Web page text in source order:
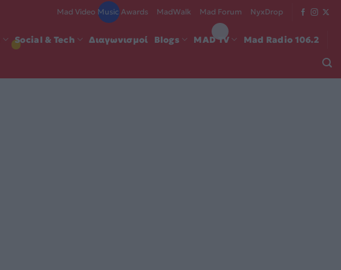
Mad Video Music Awards MadWalk Mad Forum NyxDrop
Social & Tech Διαγωνισμοί Blogs MAD TV Mad Radio 106.2